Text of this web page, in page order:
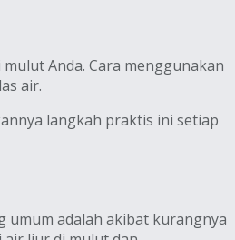
Anda. Cara menggunakan
air.
langkah praktis ini setiap
umum adalah akibat kurangnya